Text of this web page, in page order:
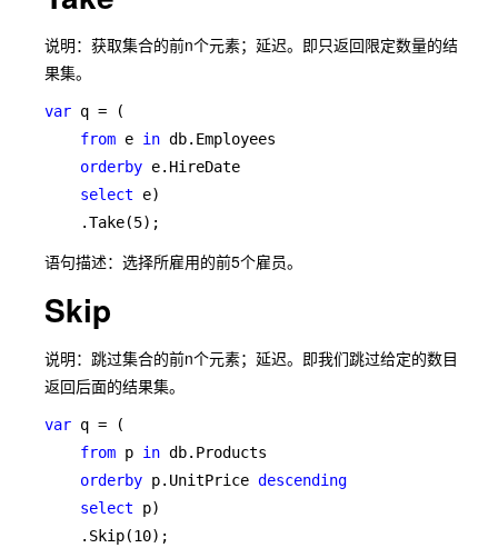
说明：获取集合的前n个元素；延迟。即只返回限定数量的结
果集。
var q = (
from e in db.Employees
orderby e.HireDate
select e)
    .Take(5);
语句描述：选择所雇用的前5个雇员。
Skip
说明：跳过集合的前n个元素；延迟。即我们跳过给定的数目
返回后面的结果集。
var q = (
from p in db.Products
orderby p.UnitPrice descending
    select
p)
    .Skip(10);